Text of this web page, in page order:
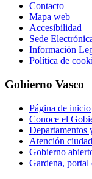
Contacto
Mapa web
Accesibilidad
Sede
Información
Política de
Gobierno Vasco
Página de inicio
Conoce el
Departamentos
Atención
Gobierno
Gardena, portal